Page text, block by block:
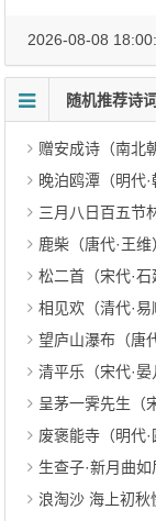
2026-08-08
随机推荐诗词
赠安成诗（南北
晚泊鸥潭（明代·
三月八日百五节林敬舆携酒约盛元仁
鹿柴（唐代·王维
松二首（宋代·石
相见欢（清代·易
望庐山瀑布（唐
清平乐（宋代·晏
呈茅一霁先生（
废褒能寺（明代·
生查子·新月曲如
浪淘沙 海上初秋